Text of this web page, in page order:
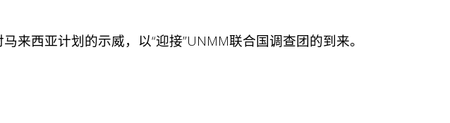
西亚计划的示威，以“迎接”UNMM联合国调查团的到来。